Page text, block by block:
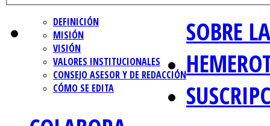
SOBRE
DEFINICIÓN
MISIÓN
VISIÓN
VALORES INSTITUCIONALES
CONSEJO ASESOR Y DE REDACCIÓN
CÓMO SE EDITA